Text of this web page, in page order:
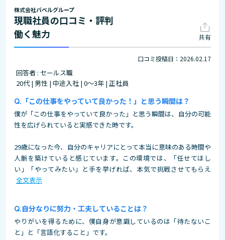
株式会社バベルグループ
現職社員の口コミ・評判
働く魅力
共有
口コミ投稿日：2026.02.17
回答者 : セールス職
20代 | 男性 | 中途入社 | 0～3年 | 正社員
「この仕事をやっていて良かった！」と思う瞬間は？
僕が「この仕事をやっていて良かった」と思う瞬間は、自分の可能
性を広げられていると実感できた時です。
29歳になった今、自分のキャリアにとって本当に意味のある時間や
人脈を築けていると感じています。この環境では、「任せてほし
い」「やってみたい」と手を挙げれば、本気で挑戦させてもらえ
全文表示
自分なりに努力・工夫していることは？
やりがいを得るために、僕自身が意識しているのは「待たないこ
と」と「言語化すること」です。